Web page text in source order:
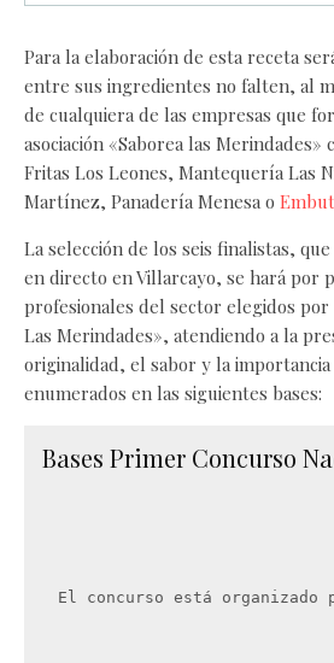
Para la elaboración de esta receta
entre sus ingredientes no falten, al
de cualquiera de las empresas que
asociación «Saborea las Merindades»
Fritas Los Leones, Mantequería Las
Martínez, Panadería Menesa o
La selección de los seis finalistas,
en directo en Villarcayo, se hará por
profesionales del sector elegidos por
Las Merindades», atendiendo a la
originalidad, el sabor y la
enumerados en las siguientes bases:
Bases Primer Concurso
El concurso está organizado